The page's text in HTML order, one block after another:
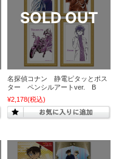
名探偵コナン 静電ピタッとポス
ター ペンシルアートver. B
¥2,178(税込)